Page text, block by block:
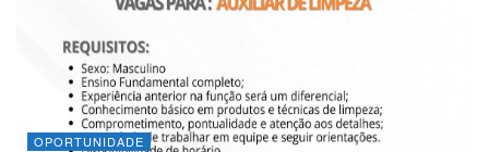
OPORTUNIDADE